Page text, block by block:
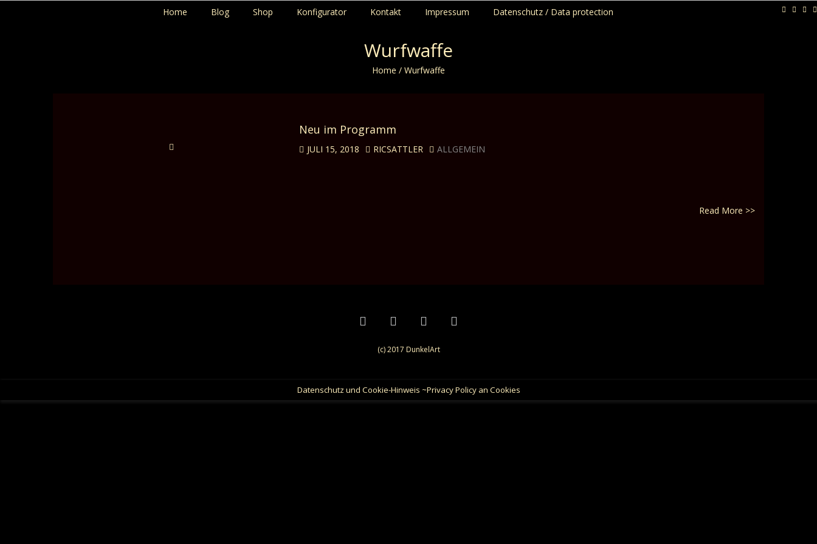
Home Blog Shop Konfigurator Kontakt Impressum Datenschutz / Data protection
Wurfwaffe
Home / Wurfwaffe
Neu im Programm
JULI 15, 2018 RICSATTLER ALLGEMEIN
Read More >>
(c) 2017 DunkelArt
Datenschutz und Cookie-Hinweis ~Privacy Policy an Cookies